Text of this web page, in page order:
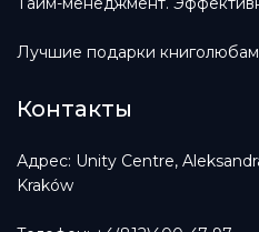
Лучшие подарки
Контакты
Адрес: Unity Centre,
Kraków